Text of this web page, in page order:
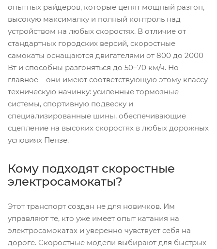
опытных райдеров, которые ценят мощный разгон,
высокую максималку и полный контроль над
устройством на любых скоростях. В отличие от
стандартных городских версий, скоростные
самокаты оснащаются двигателями от 800 до 2000
Вт и способны разгоняться до 50–70 км/ч. Но
главное – они имеют соответствующую этому классу
техническую начинку: усиленные тормозные
системы, спортивную подвеску и
специализированные шины, обеспечивающие
сцепление на высоких скоростях в любых дорожных
условиях Пензе.
Кому подходят скоростные
электросамокаты?
Этот транспорт создан не для новичков. Им
управляют те, кто уже имеет опыт катания на
электросамокатах и уверенно чувствует себя на
дороге. Скоростные модели выбирают для быстрых